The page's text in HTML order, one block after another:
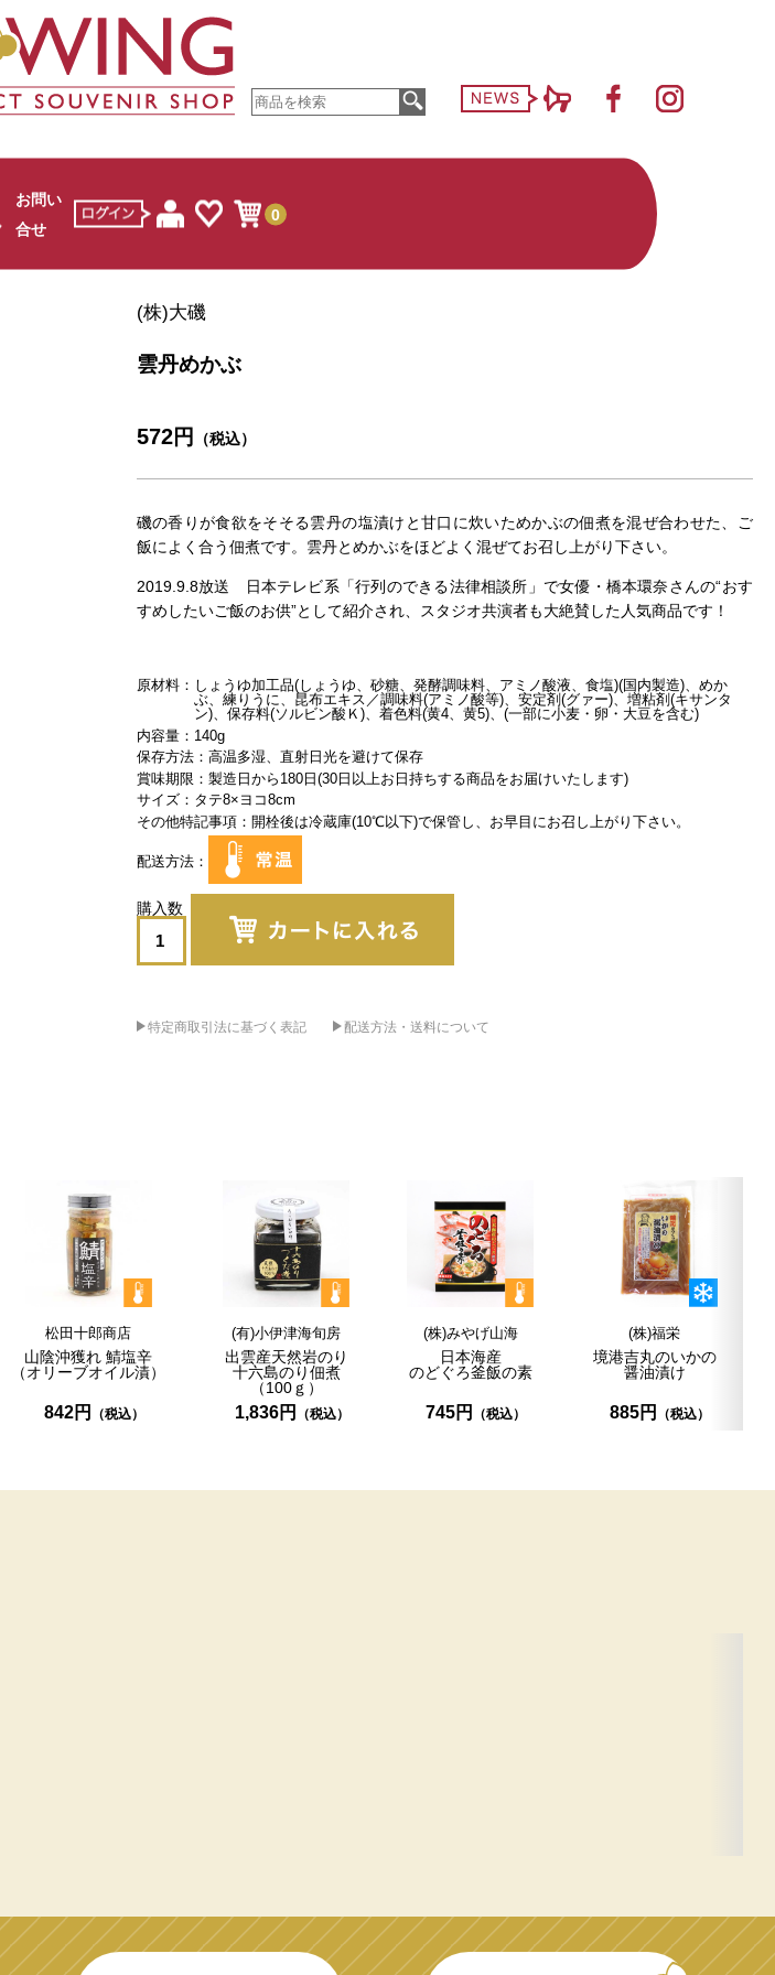
お問い
合せ
0
(株)大磯
雲丹めかぶ
572円
磯の香りが食欲をそそる雲丹の塩漬けと甘口に炊いためかぶの佃煮を混ぜ合わせた、ご
飯によく合う佃煮です。雲丹とめかぶをほどよく混ぜてお召し上がり下さい。
2019.9.8放送 日本テレビ系「行列のできる法律相談所」で女優・橋本環奈さんの“おす
すめしたいご飯のお供”として紹介され、スタジオ共演者も大絶賛した人気商品です！
原材料
しょうゆ加工品(しょうゆ、砂糖、発酵調味料、アミノ酸液、食塩)(国内製造)、めか
ぶ、練りうに、昆布エキス／調味料(アミノ酸等)、安定剤(グァー)、増粘剤(キサンタ
ン)、保存料(ソルビン酸Ｋ)、着色料(黄4、黄5)、(一部に小麦・卵・大豆を含む)
内容量
140g
保存方法
高温多湿、直射日光を避けて保存
賞味期限
製造日から180日(30日以上お日持ちする商品をお届けいたします)
サイズ
タテ8×ヨコ8cm
その他特記事項
開栓後は冷蔵庫(10℃以下)で保管し、お早目にお召し上がり下さい。
配送方法
特定商取引法に基づく表記 配送方法・送料について
松田十郎商店
山陰沖獲れ 鯖塩辛
（オリーブオイル漬）
842円
(有)小伊津海旬房
出雲産天然岩のり
十六島のり佃煮
（100ｇ）
1,836円
(株)みやげ山海
日本海産
のどぐろ釜飯の素
745円
(株)福栄
境港吉丸のいかの
醤油漬け
885円